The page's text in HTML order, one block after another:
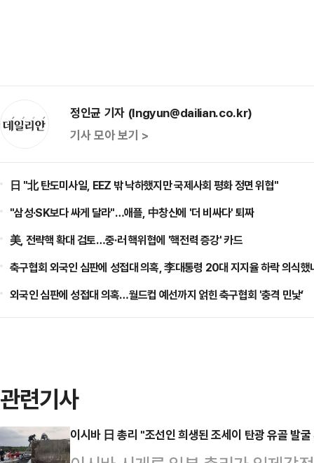
정인균 기자 (Ingyun@dailian.co.kr)
기사 모아 보기 >
日 "北 탄도미사일, EEZ 밖 낙하했지만 국제사회 평화 정면 위협"
"삼성·SK보다 싸게 달라"…애플, 中창신에 '더 비싸다' 퇴짜
美, 전략핵 확대 검토…중·러 핵위협에 '핵전력 증강' 카드
축구협회 외국인 심판에 성접대 의혹, 李대통령 20대 지지율 하락 의식
외국인 심판에 성접대 의혹…월드컵 예선까지 얽힌 축구협회 '충격 민낯’
관련기사
이시바 日 총리 "조선인 희생된 조세이 탄광 유골 발